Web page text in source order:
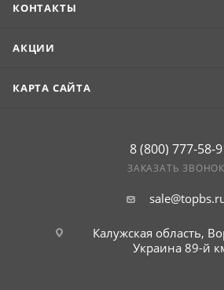
КОНТАКТЫ
АКЦИИ
КАРТА САЙТА
8 (800) 777-58-
ЗАКАЗАТЬ ЗВОНОК
Калужская область,
Украина 89-й